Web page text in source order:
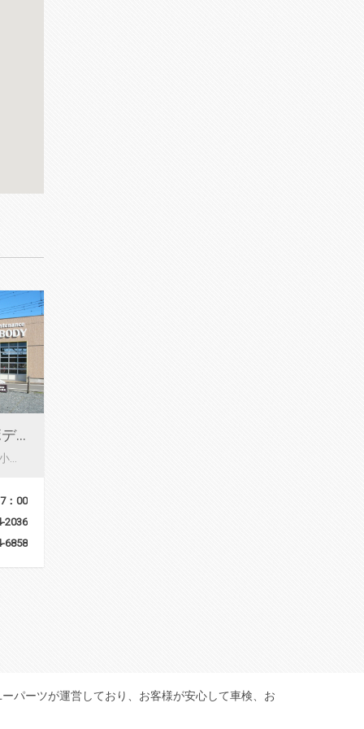
株式会社 小幡ボデー
：00
2036
6858
パーツが運営しており、お客様が安心して車検、お